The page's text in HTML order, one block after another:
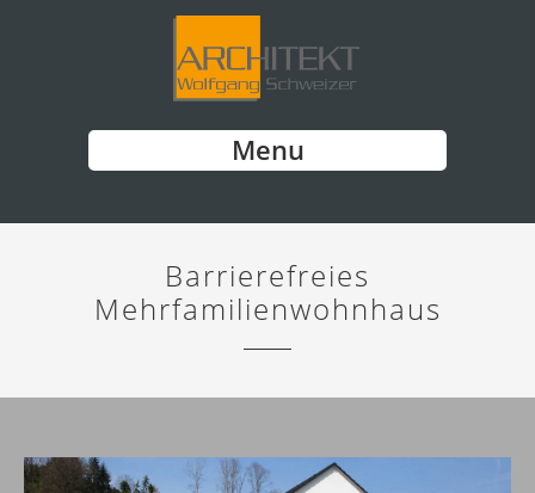
Menu
Barrierefreies
Mehrfamilienwohnhaus